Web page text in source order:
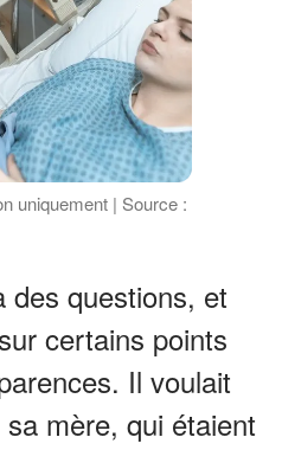
uniquement | Source :
des questions, et
certains points
Il voulait
mère, qui étaient